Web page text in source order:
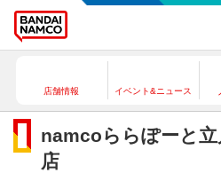
店舗情報 イベント&ニュース
namcoららぽーと
店